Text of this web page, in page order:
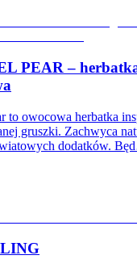
PEAR –
to owocowa herbatka
gruszki. Zachwyca
dodatków.